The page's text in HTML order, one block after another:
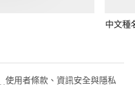
中文種
使用者條款、資訊安全與隱私